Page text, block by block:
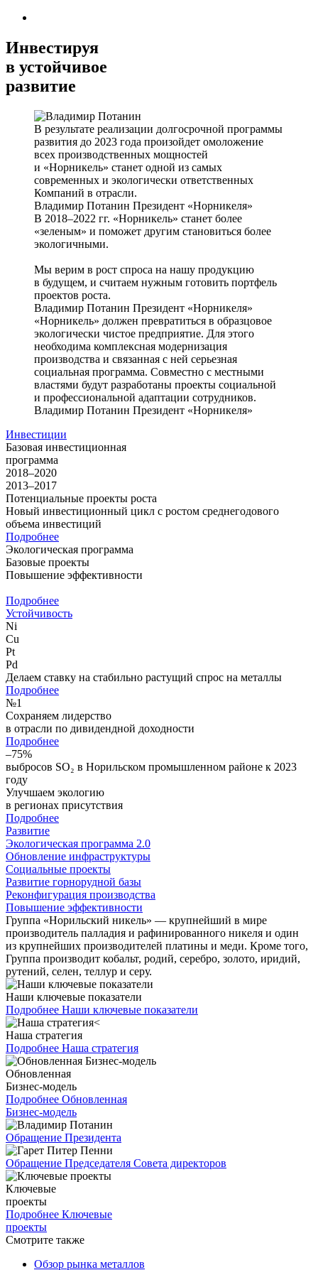
Инвестируя
в устойчивое
развитие
В результате реализации долгосрочной программы
развития до 2023 года произойдет омоложение
всех производственных мощностей
и «Норникель» станет одной из самых
современных и экологически ответственных
Компаний в отрасли.
Владимир Потанин Президент «Норникеля»
В 2018–2022 гг. «Норникель» станет более
«зеленым» и поможет другим становиться более
экологичными.
Мы верим в рост спроса на нашу продукцию
в будущем, и считаем нужным готовить портфель
проектов роста.
Владимир Потанин Президент «Норникеля»
«Норникель» должен превратиться в образцовое
экологически чистое предприятие. Для этого
необходима комплексная модернизация
производства и связанная с ней серьезная
социальная программа. Совместно с местными
властями будут разработаны проекты социальной
и профессиональной адаптации сотрудников.
Владимир Потанин Президент «Норникеля»
Инвестиции
Базовая инвестиционная
программа
2018–2020
2013–2017
Потенциальные проекты роста
Новый инвестиционный цикл с ростом среднегодового
объема инвестиций
Подробнее
Экологическая программа
Базовые проекты
Повышение эффективности
Подробнее
Устойчивость
Ni
Cu
Pt
Pd
Делаем ставку на стабильно растущий спрос на металлы
Подробнее
№1
Сохраняем лидерство
в отрасли по дивидендной доходности
Подробнее
–75%
выбросов SO₂ в Норильском промышленном районе к 2023
году
Улучшаем экологию
в регионах присутствия
Подробнее
Развитие
Экологическая программа 2.0
Обновление инфраструктуры
Социальные проекты
Развитие горнорудной базы
Реконфигурация производства
Повышение эффективности
Группа «Норильский никель» — крупнейший в мире
производитель палладия и рафинированного никеля и один
из крупнейших производителей платины и меди. Кроме того,
Группа производит кобальт, родий, серебро, золото, иридий,
рутений, селен, теллур и серу.
Наши ключевые показатели
Подробнее Наши ключевые показатели
Наша стратегия
Подробнее Наша стратегия
Обновленная
Бизнес-модель
Подробнее Обновленная
Бизнес-модель
Обращение Президента
Обращение Председателя Совета директоров
Ключевые
проекты
Подробнее Ключевые
проекты
Смотрите также
Обзор рынка металлов